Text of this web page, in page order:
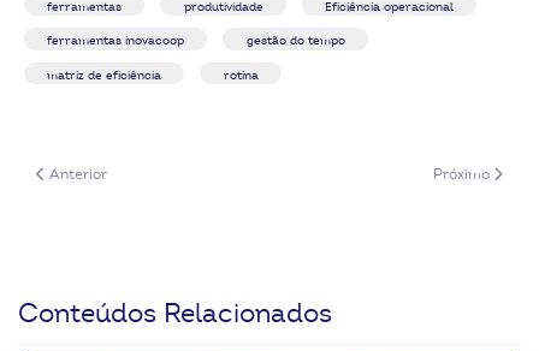
ferramentas produtividade Eficiência operacional
ferramentas inovacoop gestão do tempo
matriz de eficiência rotina
Artigo anterior: Canvas de Melhoria de Processo
Anterior Próximo
Próximo
Conteúdos Relacionados